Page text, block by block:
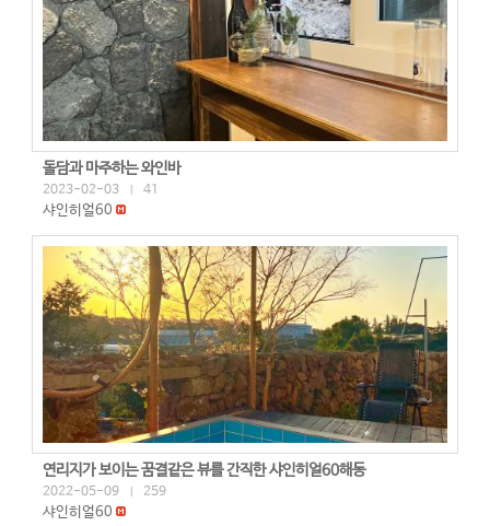
돌담과 마주하는 와인바
2023-02-03 41
샤인히얼60
연리지가 보이는 꿈결같은 뷰를 간직한 샤인히얼60해동
2022-05-09 259
샤인히얼60